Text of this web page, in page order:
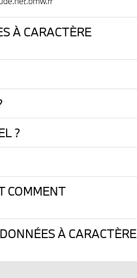
À CARACTÈRE
?
COMMENT
À CARACTÈRE